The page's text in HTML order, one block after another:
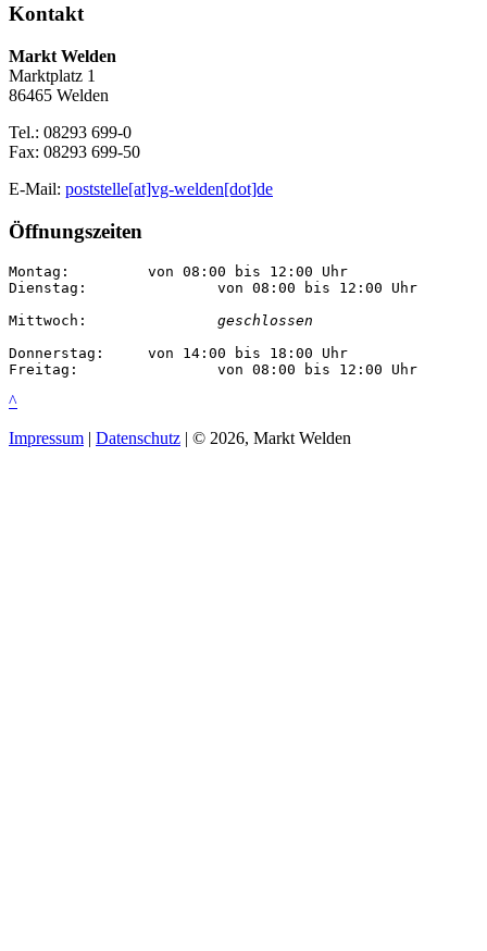
Kontakt
Markt Welden
Marktplatz 1
86465 Welden
Tel.: 08293 699-0
Fax: 08293 699-50
E-Mail: poststelle[at]vg-welden[dot]de
Öffnungszeiten
Montag:		von 08:00 bis 12:00 Uhr
Dienstag:		von 08:00 bis 12:00 Uhr
geschlossen
Donnerstag:	von 14:00 bis 18:00 Uhr
Freitag:		von 08:00 bis 12:00 Uhr
^
Impressum | Datenschutz | © 2026, Markt Welden